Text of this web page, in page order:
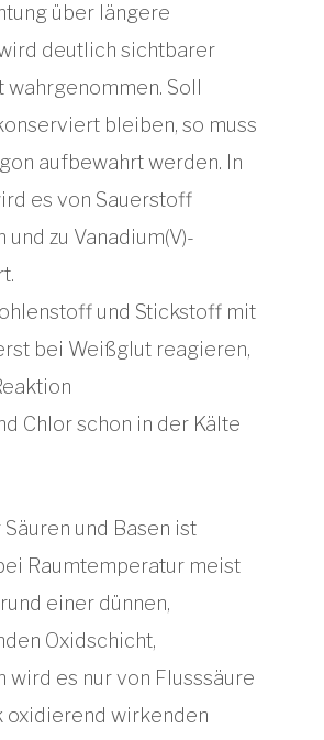
über längere
deutlich sichtbarer
wahrgenommen. Soll
bleiben, so muss
aufbewahrt werden. In
es von Sauerstoff
zu Vanadium(V)-
und Stickstoff mit
bei Weißglut reagieren,
Chlor schon in der Kälte
und Basen ist
Raumtemperatur meist
einer dünnen,
Oxidschicht,
wird es nur von Flusssäure
oxidierend wirkenden